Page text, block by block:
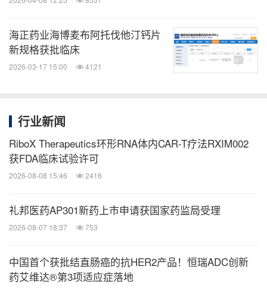
海正药业海博麦布阿托伐他汀钙片
新规格获批临床
2026-03-17 15:00 4121
行业新闻
RiboX Therapeutics环形RNA体内CAR-T疗法RXIM002
获FDA临床试验许可
2026-08-08 15:46 2416
礼邦医药AP301新药上市申请获国家药监局受理
2026-08-07 18:37 753
中国首个获批结直肠癌的抗HER2产品！恒瑞ADC创新
药艾维达®第3项适应症落地